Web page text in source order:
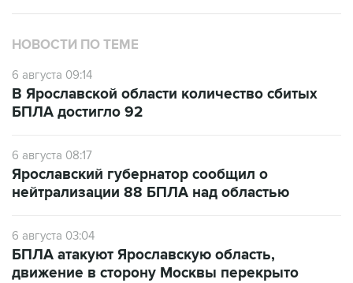
НОВОСТИ ПО ТЕМЕ
6 августа 09:14
В Ярославской области количество сбитых
БПЛА достигло 92
6 августа 08:17
Ярославский губернатор сообщил о
нейтрализации 88 БПЛА над областью
6 августа 03:04
БПЛА атакуют Ярославскую область,
движение в сторону Москвы перекрыто